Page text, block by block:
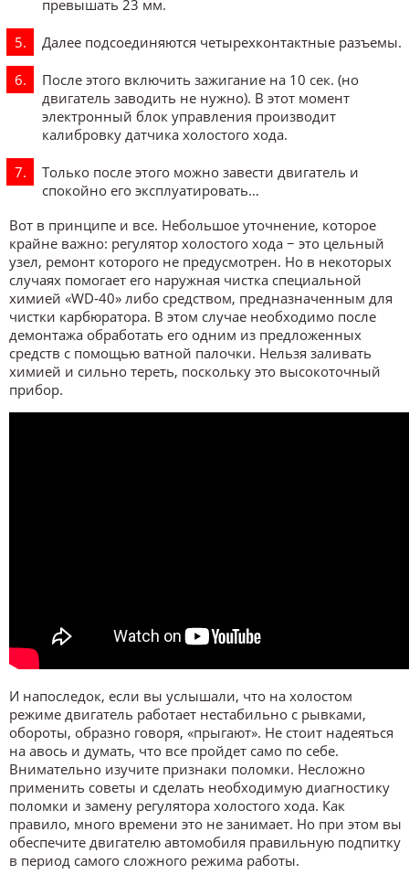
превышать 23 мм.
Далее подсоединяются четырехконтактные разъемы.
После этого включить зажигание на 10 сек. (но
двигатель заводить не нужно). В этот момент
электронный блок управления производит
калибровку датчика холостого хода.
Только после этого можно завести двигатель и
спокойно его эксплуатировать…
Вот в принципе и все. Небольшое уточнение, которое
крайне важно: регулятор холостого хода − это цельный
узел, ремонт которого не предусмотрен. Но в некоторых
случаях помогает его наружная чистка специальной
химией «WD-40» либо средством, предназначенным для
чистки карбюратора. В этом случае необходимо после
демонтажа обработать его одним из предложенных
средств с помощью ватной палочки. Нельзя заливать
химией и сильно тереть, поскольку это высокоточный
прибор.
И напоследок, если вы услышали, что на холостом
режиме двигатель работает нестабильно с рывками,
обороты, образно говоря, «прыгают». Не стоит надеяться
на авось и думать, что все пройдет само по себе.
Внимательно изучите признаки поломки. Несложно
применить советы и сделать необходимую диагностику
поломки и замену регулятора холостого хода. Как
правило, много времени это не занимает. Но при этом вы
обеспечите двигателю автомобиля правильную подпитку
в период самого сложного режима работы.